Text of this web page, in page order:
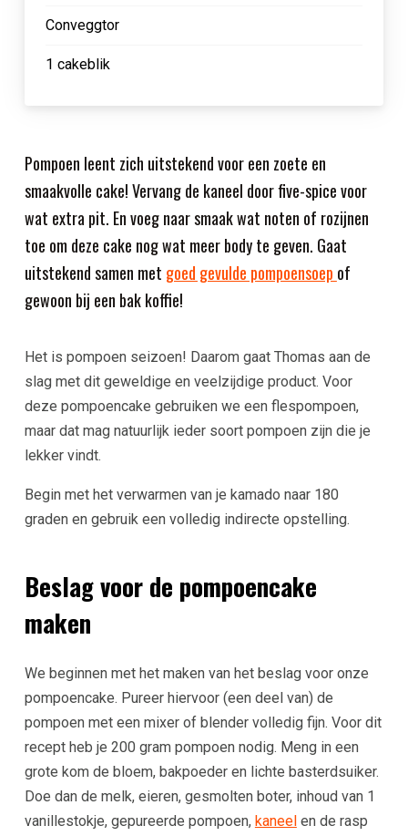
Pompoen leent zich uitstekend voor een zoete en
smaakvolle cake! Vervang de kaneel door five-spice voor
wat extra pit. En voeg naar smaak wat noten of rozijnen
toe om deze cake nog wat meer body te geven. Gaat
uitstekend samen met goed gevulde pompoensoep of
gewoon bij een bak koffie!
Het is pompoen seizoen! Daarom gaat Thomas aan de
slag met dit geweldige en veelzijdige product. Voor
deze pompoencake gebruiken we een flespompoen,
maar dat mag natuurlijk ieder soort pompoen zijn die je
lekker vindt.
Begin met het verwarmen van je kamado naar 180
graden en gebruik een volledig indirecte opstelling.
Beslag voor de pompoencake
maken
We beginnen met het maken van het beslag voor onze
pompoencake. Pureer hiervoor (een deel van) de
pompoen met een mixer of blender volledig fijn. Voor dit
recept heb je 200 gram pompoen nodig. Meng in een
grote kom de bloem, bakpoeder en lichte basterdsuiker.
Doe dan de melk, eieren, gesmolten boter, inhoud van 1
vanillestokje, gepureerde pompoen, kaneel en de rasp
Conveggtor
1 cakeblik